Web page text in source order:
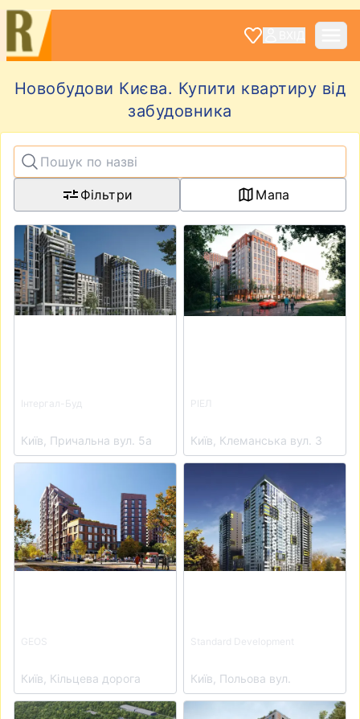
Новобудови Києва. Купити квартиру від
забудовника
Фільтри Мапа
View details for Kaskad Residence
Інтергал-Буд
Київ, Причальна вул. 5а
View details for ЖК Sister
РІЕЛ
Київ, Клеманська вул. 3
GEOS
Київ, Кільцева дорога
View details for ЖК Campus
Standard Development
Київ, Польова вул.
View details for ЖК Central HillsView details for ЖК Life